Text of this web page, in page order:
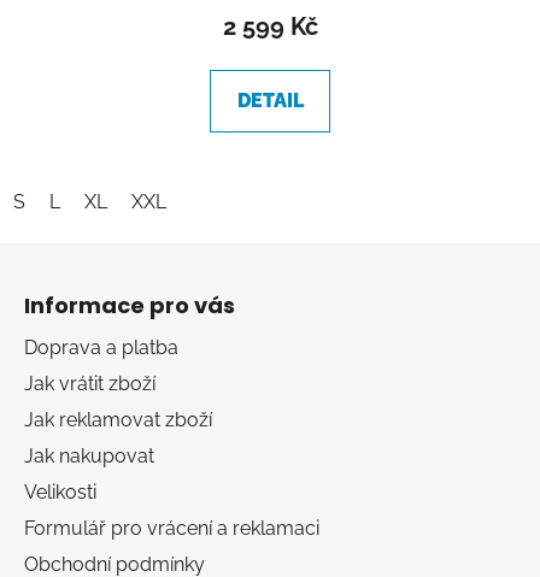
produktu
je
5,0
z
2 599 Kč
DETAIL
S L XL XXL
Informace pro vás
Doprava a platba
Jak vrátit zboží
Jak reklamovat zboží
Jak nakupovat
Velikosti
Formulář pro vrácení a reklamaci
Obchodní podmínky